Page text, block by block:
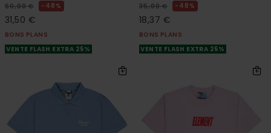
60,00 € 48%
31,50 €
BONS PLANS
VENTE FLASH EXTRA 25%
35,00 € 48%
18,37 €
BONS PLANS
VENTE FLASH EXTRA 25%